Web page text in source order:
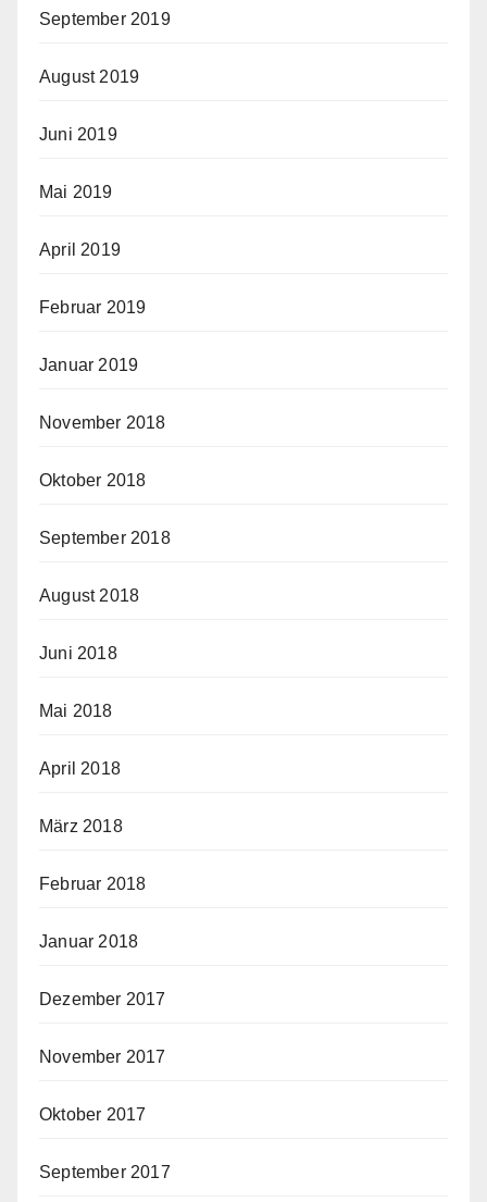
September 2019
August 2019
Juni 2019
Mai 2019
April 2019
Februar 2019
Januar 2019
November 2018
Oktober 2018
September 2018
August 2018
Juni 2018
Mai 2018
April 2018
März 2018
Februar 2018
Januar 2018
Dezember 2017
November 2017
Oktober 2017
September 2017